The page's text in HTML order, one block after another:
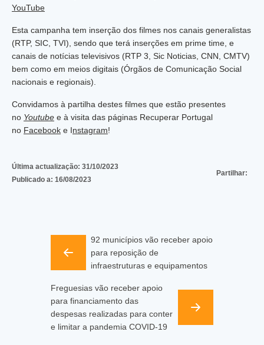
YouTube
Esta campanha tem inserção dos filmes nos canais generalistas
(RTP, SIC, TVI), sendo que terá inserções em prime time, e
canais de notícias televisivos (RTP 3, Sic Noticias, CNN, CMTV)
bem como em meios digitais (Órgãos de Comunicação Social
nacionais e regionais).
Convidamos à partilha destes filmes que estão presentes
no Youtube e à visita das páginas Recuperar Portugal
no Facebook e Instagram!
Última actualização: 31/10/2023
Publicado a: 16/08/2023
Partilhar:
92 municípios vão receber apoio
para reposição de
infraestruturas e equipamentos
Freguesias vão receber apoio
para financiamento das
despesas realizadas para conter
e limitar a pandemia COVID-19